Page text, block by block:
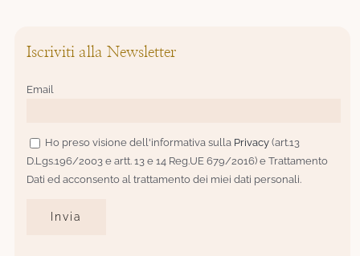
Iscriviti alla Newsletter
Email
Ho preso visione dell'informativa sulla Privacy (art.13
D.Lgs.196/2003 e artt. 13 e 14 Reg.UE 679/2016) e Trattamento
Dati ed acconsento al trattamento dei miei dati personali.